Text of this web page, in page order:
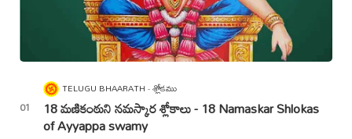
TELUGU BHAARATH శ్లోకము
18 మణికంఠుని నమస్కార శ్లోకాలు - 18 Namaskar Shlokas
of Ayyappa swamy